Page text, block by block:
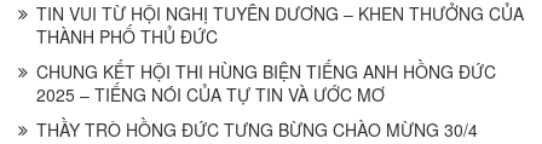
TIN VUI TỪ HỘI NGHỊ TUYÊN DƯƠNG – KHEN THƯỞNG CỦA
THÀNH PHỐ THỦ ĐỨC
CHUNG KẾT HỘI THI HÙNG BIỆN TIẾNG ANH HỒNG ĐỨC
2025 – TIẾNG NÓI CỦA TỰ TIN VÀ ƯỚC MƠ
THẦY TRÒ HỒNG ĐỨC TƯNG BỪNG CHÀO MỪNG 30/4